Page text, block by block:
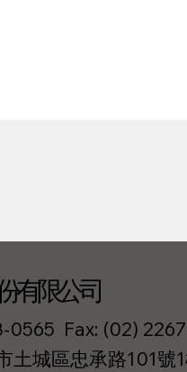
有限公司
0565 Fax: (02)
土城區忠承路101號